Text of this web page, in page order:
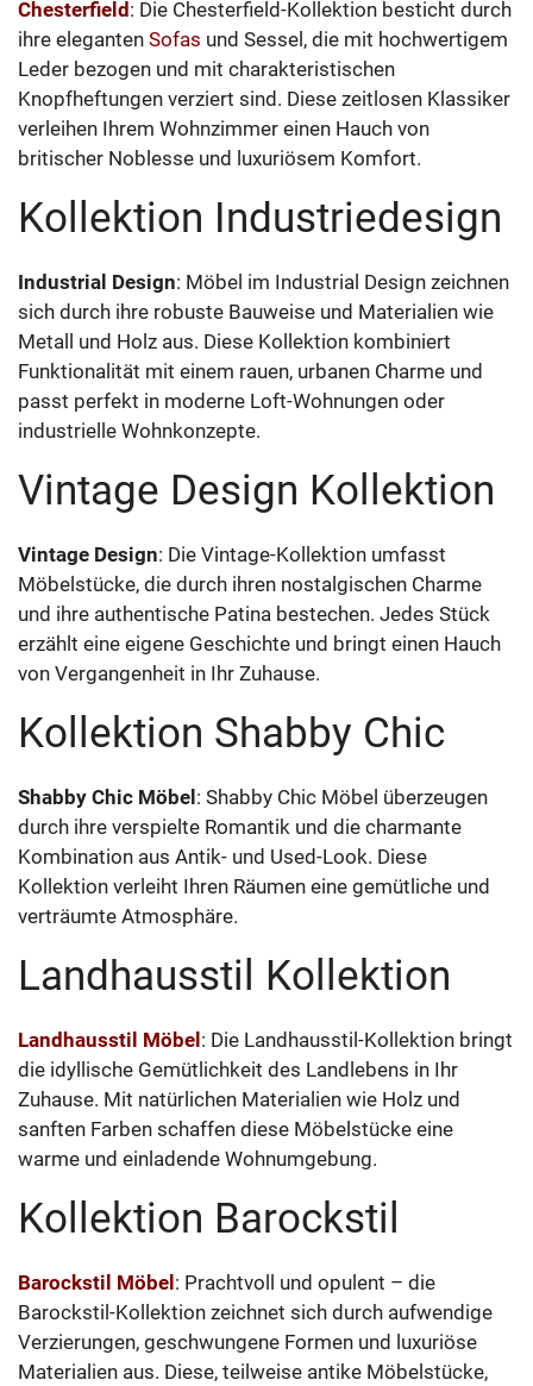
Chesterfield : Die Chesterfield-Kollektion besticht durch
ihre eleganten Sofas und Sessel, die mit hochwertigem
Leder bezogen und mit charakteristischen
Knopfheftungen verziert sind. Diese zeitlosen Klassiker
verleihen Ihrem Wohnzimmer einen Hauch von
britischer Noblesse und luxuriösem Komfort.
Kollektion Industriedesign
Industrial Design: Möbel im Industrial Design zeichnen
sich durch ihre robuste Bauweise und Materialien wie
Metall und Holz aus. Diese Kollektion kombiniert
Funktionalität mit einem rauen, urbanen Charme und
passt perfekt in moderne Loft-Wohnungen oder
industrielle Wohnkonzepte.
Vintage Design Kollektion
Vintage Design: Die Vintage-Kollektion umfasst
Möbelstücke, die durch ihren nostalgischen Charme
und ihre authentische Patina bestechen. Jedes Stück
erzählt eine eigene Geschichte und bringt einen Hauch
von Vergangenheit in Ihr Zuhause.
Kollektion Shabby Chic
Shabby Chic Möbel : Shabby Chic Möbel überzeugen
durch ihre verspielte Romantik und die charmante
Kombination aus Antik- und Used-Look. Diese
Kollektion verleiht Ihren Räumen eine gemütliche und
verträumte Atmosphäre.
Landhausstil Kollektion
Landhausstil Möbel : Die Landhausstil-Kollektion bringt
die idyllische Gemütlichkeit des Landlebens in Ihr
Zuhause. Mit natürlichen Materialien wie Holz und
sanften Farben schaffen diese Möbelstücke eine
warme und einladende Wohnumgebung.
Kollektion Barockstil
Barockstil Möbel : Prachtvoll und opulent – die
Barockstil-Kollektion zeichnet sich durch aufwendige
Verzierungen, geschwungene Formen und luxuriöse
Materialien aus. Diese, teilweise antike Möbelstücke,